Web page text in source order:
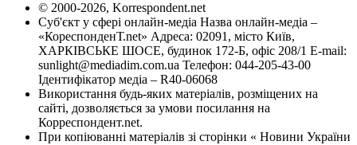
© 2000-2026, Korrespondent.net
Суб'єкт у сфері онлайн-медіа Назва онлайн-медіа –
«КореспонденТ.net» Адреса: 02091, місто Київ,
ХАРКІВСЬКЕ ШОСЕ, будинок 172-Б, офіс 208/1 E-mail:
sunlight@mediadim.com.ua Телефон: 044-205-43-00
Ідентифікатор медіа – R40-06068
Використання будь-яких матеріалів, розміщених на
сайті, дозволяється за умови посилання на
Корреспондент.net.
При копіюванні матеріалів зі сторінки « Новини України